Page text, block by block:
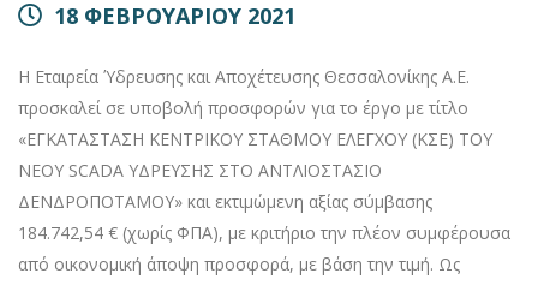
18 ΦΕΒΡΟΥΑΡΙΟΥ 2021
Η Εταιρεία Ύδρευσης και Αποχέτευσης Θεσσαλονίκης Α.Ε.
προσκαλεί σε υποβολή προσφορών για το έργο με τίτλο
«ΕΓΚΑΤΑΣΤΑΣΗ ΚΕΝΤΡΙΚΟΥ ΣΤΑΘΜΟΥ ΕΛΕΓΧΟΥ (ΚΣΕ) ΤΟΥ
ΝΕΟΥ SCADA ΥΔΡΕΥΣΗΣ ΣΤΟ ΑΝΤΛΙΟΣΤΑΣΙΟ
ΔΕΝΔΡΟΠΟΤΑΜΟΥ» και εκτιμώμενη αξίας σύμβασης
184.742,54 € (χωρίς ΦΠΑ), με κριτήριο την πλέον συμφέρουσα
από οικονομική άποψη προσφορά, με βάση την τιμή. Ως